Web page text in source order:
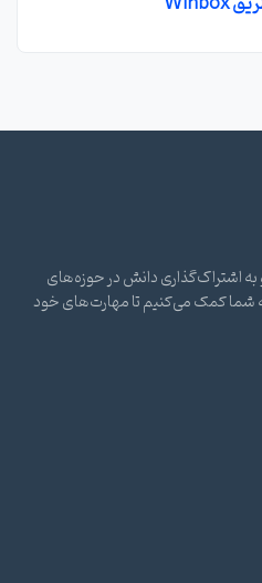
به اشتراک‌گذاری دانش در حوزه‌های
شما کمک می‌کنیم تا مهارت‌های خود